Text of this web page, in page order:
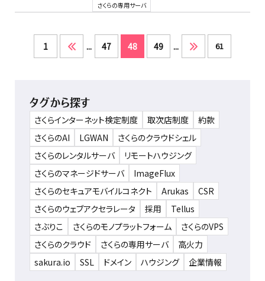
さくらの専用サーバ
1 ... 47 48 49 ... 61
タグから探す
さくらインターネット検定制度 取次店制度
約款
さくらのAI
LGWAN
さくらのクラウドシェル
さくらのレンタルサーバ
リモートハウジング
さくらのマネージドサーバ
ImageFlux
さくらのセキュアモバイルコネクト
Arukas
CSR
さくらのウェブアクセラレータ
採用
Tellus
さぶりこ
さくらのモノプラットフォーム
さくらのVPS
さくらのクラウド
さくらの専用サーバ
高火力
sakura.io
SSL ドメイン ハウジング 企業情報